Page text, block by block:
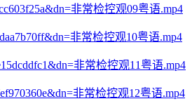
非常检控观09粤语.mp4
非常检控观10粤语.mp4
非常检控观11粤语.mp4
非常检控观12粤语.mp4